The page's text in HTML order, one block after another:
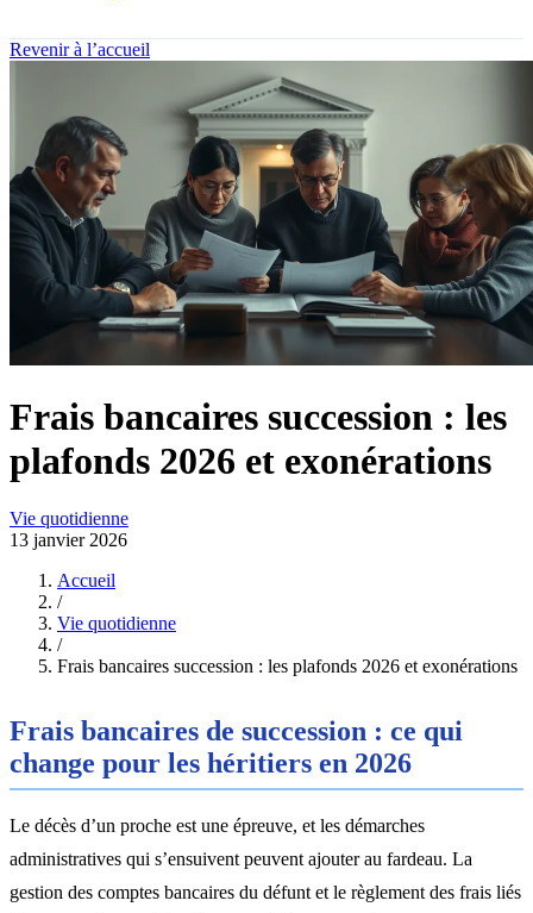
Revenir à l’accueil
Frais bancaires succession : les
plafonds 2026 et exonérations
Vie quotidienne
13 janvier 2026
Accueil
/
Vie quotidienne
/
Frais bancaires succession : les plafonds 2026 et exonérations
Frais bancaires de succession : ce qui
change pour les héritiers en 2026
Le décès d’un proche est une épreuve, et les démarches
administratives qui s’ensuivent peuvent ajouter au fardeau. La
gestion des comptes bancaires du défunt et le règlement des frais liés